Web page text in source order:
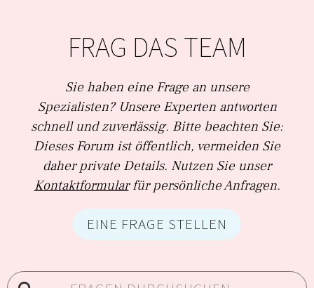
FRAG DAS TEAM
Sie haben eine Frage an unsere
Spezialisten? Unsere Experten antworten
schnell und zuverlässig. Bitte beachten Sie:
Dieses Forum ist öffentlich, vermeiden Sie
daher private Details. Nutzen Sie unser
Kontaktformularfür persönliche Anfragen.
EINE FRAGE STELLEN